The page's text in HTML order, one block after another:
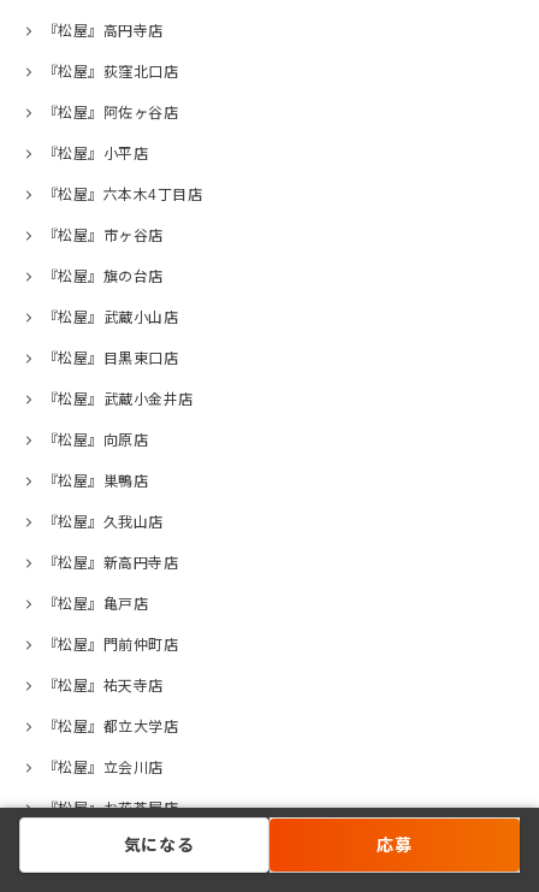
『松屋』高円寺店
『松屋』荻窪北口店
『松屋』阿佐ヶ谷店
『松屋』小平店
『松屋』六本木4丁目店
『松屋』市ヶ谷店
『松屋』旗の台店
『松屋』武蔵小山店
『松屋』目黒東口店
『松屋』武蔵小金井店
『松屋』向原店
『松屋』巣鴨店
『松屋』久我山店
『松屋』新高円寺店
『松屋』亀戸店
『松屋』門前仲町店
『松屋』祐天寺店
『松屋』都立大学店
『松屋』立会川店
『松屋』お花茶屋店
『松屋』荻窪西口店
気になる 応募